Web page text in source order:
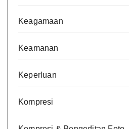
Keagamaan
Keamanan
Keperluan
Kompresi